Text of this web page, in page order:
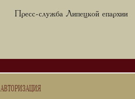
Пресс-служба Липецкой епархии
АВТОРИЗАЦИЯ